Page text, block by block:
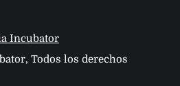
Incubator
Todos los derechos